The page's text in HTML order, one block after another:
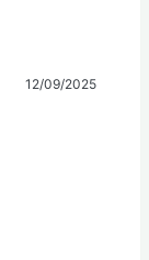
12/09/2025